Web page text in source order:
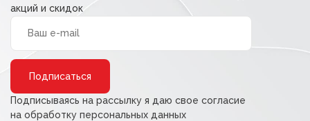
акций и скидок
Подписываясь на рассылку я даю свое согласие
на обработку персональных данных